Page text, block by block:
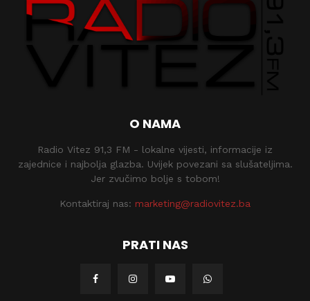
O NAMA
Radio Vitez 91,3 FM - lokalne vijesti, informacije iz
zajednice i najbolja glazba. Uvijek povezani sa slušateljima.
Jer zvučimo bolje s tobom!
Kontaktiraj nas: marketing@radiovitez.ba
PRATI NAS